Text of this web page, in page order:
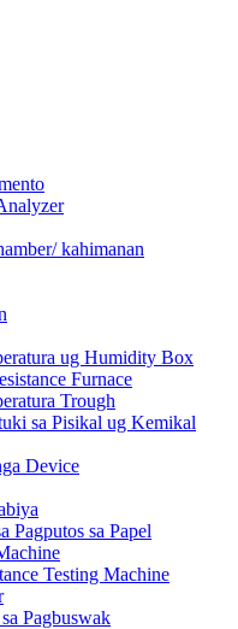
kahimanan
ug Humidity Box
Furnace
Trough
sa Pisikal ug Kemikal
Device
Pagputos sa Papel
Testing Machine
Pagbuswak